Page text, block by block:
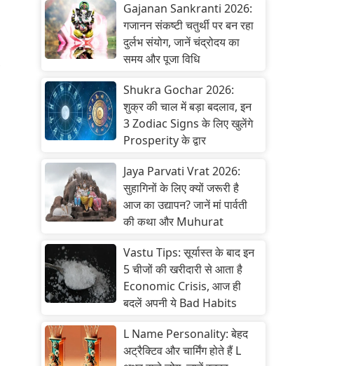
Gajanan Sankranti 2026:
गजानन संकष्टी चतुर्थी पर बन रहा
दुर्लभ संयोग, जानें चंद्रोदय का
समय और पूजा विधि
Shukra Gochar 2026:
शुक्र की चाल में बड़ा बदलाव, इन
3 Zodiac Signs के लिए खुलेंगे
Prosperity के द्वार
Jaya Parvati Vrat 2026:
सुहागिनों के लिए क्यों जरूरी है
आज का उद्यापन? जानें मां पार्वती
की कथा और Muhurat
Vastu Tips: सूर्यास्त के बाद इन
5 चीजों की खरीदारी से आता है
Economic Crisis, आज ही
बदलें अपनी ये Bad Habits
L Name Personality: बेहद
अट्रैक्टिव और चार्मिंग होते हैं L